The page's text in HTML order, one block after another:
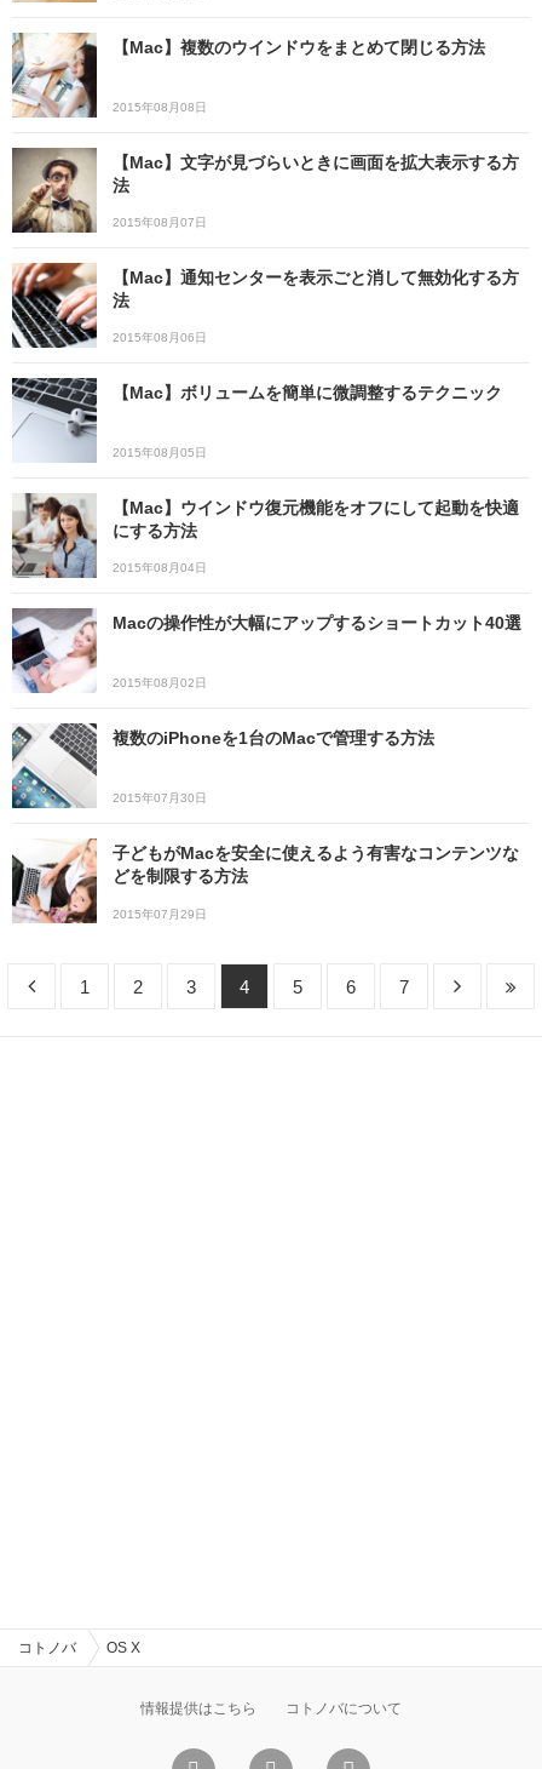
【Mac】複数のウインドウをまとめて閉じる方法
2015年08月08日
【Mac】文字が見づらいときに画面を拡大表示する方
法
2015年08月07日
【Mac】通知センターを表示ごと消して無効化する方
法
2015年08月06日
【Mac】ボリュームを簡単に微調整するテクニック
2015年08月05日
【Mac】ウインドウ復元機能をオフにして起動を快適
にする方法
2015年08月04日
Macの操作性が大幅にアップするショートカット40選
2015年08月02日
複数のiPhoneを1台のMacで管理する方法
2015年07月30日
子どもがMacを安全に使えるよう有害なコンテンツな
どを制限する方法
2015年07月29日
1 2 3 4 5 6 7
コトノバ OS X
情報提供はこちら コトノバについて